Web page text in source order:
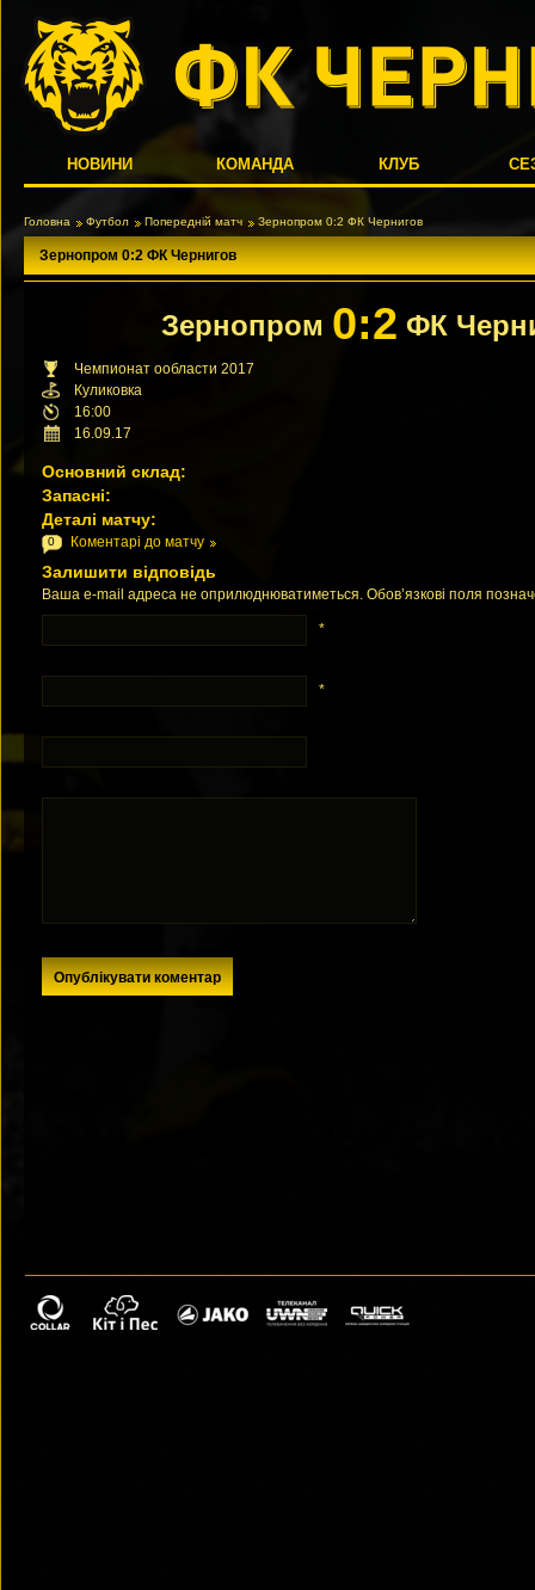
НОВИНИ КОМАНДА КЛУБ
Головна Футбол Попередній матч Зернопром 0:2 ФК Чернигов
Зернопром 0:2 ФК Чернигов
Зернопром 0:2 ФК
Чемпионат ообласти 2017
Куликовка
16:00
16.09.17
Основний склад:
Запасні:
Деталі матчу:
0 Коментарі до матчу
Залишити відповідь
Ваша e-mail адреса не оприлюднюватиметься. Обов’язкові поля
*
*